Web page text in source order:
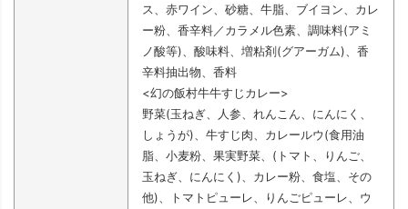
ス、赤ワイン、砂糖、牛脂、ブイヨン、カレ
ー粉、香辛料／カラメル色素、調味料(アミ
ノ酸等)、酸味料、増粘剤(グアーガム)、香
辛料抽出物、香料
<幻の飯村牛牛すじカレー>
野菜(玉ねぎ、人参、れんこん、にんにく、
しょうが)、牛すじ肉、カレールウ(食用油
脂、小麦粉、果実野菜、(トマト、りんご、
玉ねぎ、にんにく)、カレー粉、食塩、その
他)、トマトピューレ、りんごピューレ、ウ